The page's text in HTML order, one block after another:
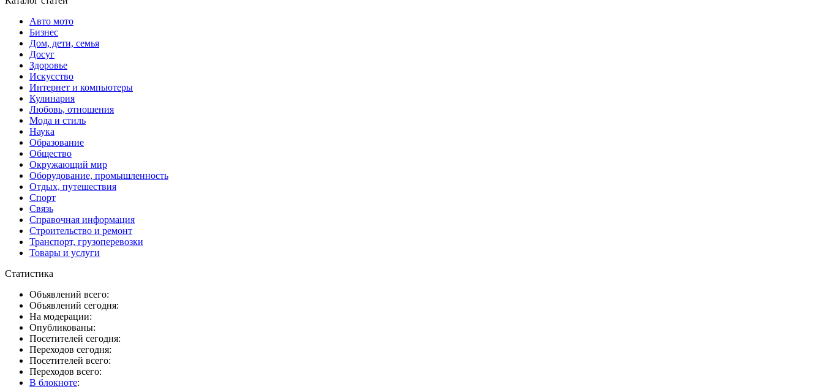
Авто мото
Бизнес
Дом, дети, семья
Досуг
Здоровье
Искусство
Интернет и компьютеры
Кулинария
Любовь, отношения
Мода и стиль
Наука
Образование
Общество
Окружающий мир
Оборудование, промышленность
Отдых, путешествия
Спорт
Связь
Справочная информация
Строительство и ремонт
Транспорт, грузоперевозки
Товары и услуги
Статистика
Объявлений всего:
Объявлений сегодня:
На модерации:
Опубликованы:
Посетителей сегодня:
Переходов сегодня:
Посетителей всего:
Переходов всего:
В блокноте: